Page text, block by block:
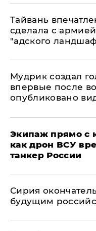
Тайвань
сделала с
"адского
Мудрик создал
впервые после
опубликовано
Экипаж прямо с
как дрон ВСУ
танкер России
Сирия
будущим